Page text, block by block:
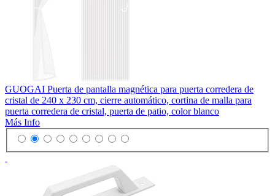
GUOGAI Puerta de pantalla magnética para puerta corredera de
cristal de 240 x 230 cm, cierre automático, cortina de malla para
puerta corredera de cristal, puerta de patio, color blanco
Más Info